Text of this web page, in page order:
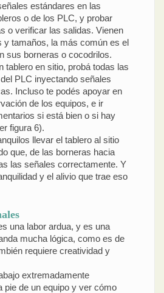
estándares en las
o de los PLC, y probar
o verificar las salidas. Vienen
y tamaños, la más común es el
sus borneras o cocodrilos.
tablero en sitio, probá todas las
PLC inyectando señales
Incluso te podés apoyar en
de los equipos, e ir
si está bien o si hay
figura 6).
llevar el tablero al sitio
que, de las borneras hacia
las señales correctamente. Y
y el alivio que trae eso
una labor ardua, y es una
mucha lógica, como es de
requiere creatividad y
extremadamente
pie de un equipo y ver cómo